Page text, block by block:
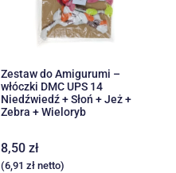
Zestaw do Amigurumi –
włóczki DMC UPS 14
Niedźwiedź + Słoń + Jeż +
Zebra + Wieloryb
8,50 zł
(6,91 zł netto)